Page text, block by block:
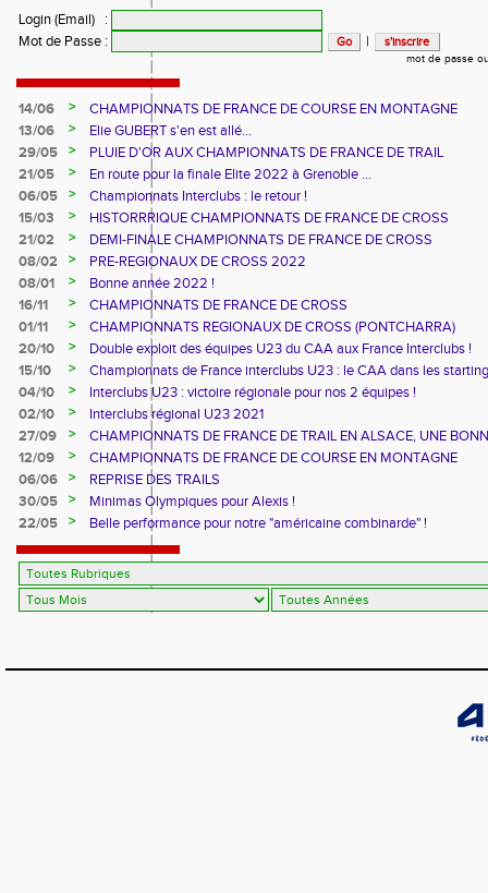
Login (Email)
:
Mot de Passe : |
mot de passe
14/06 >
CHAMPIONNATS DE FRANCE DE COURSE EN MONTAGNE
13/06
>
Elie GUBERT s'en est allé...
29/05
>
PLUIE D'OR AUX CHAMPIONNATS DE FRANCE DE TRAIL
21/05
>
En route pour la finale Elite 2022 à Grenoble ...
06/05
>
Championnats Interclubs : le retour !
15/03
>
HISTORRRIQUE CHAMPIONNATS DE FRANCE DE CROSS
21/02
>
DEMI-FINALE CHAMPIONNATS DE FRANCE DE CROSS
08/02
>
PRE-REGIONAUX DE CROSS 2022
08/01
>
Bonne année 2022 !
16/11
>
CHAMPIONNATS DE FRANCE DE CROSS
01/11
>
CHAMPIONNATS REGIONAUX DE CROSS (PONTCHARRA)
20/10
>
Double exploit des équipes U23 du CAA aux France Interclubs !
15/10
>
Championnats de France interclubs U23 : le CAA dans les
blocks !
04/10 >
Interclubs U23 : victoire régionale pour nos 2 équipes !
02/10
>
Interclubs régional U23 2021
27/09
>
CHAMPIONNATS DE FRANCE DE TRAIL EN ALSACE, UNE
CUVEE
12/09 >
CHAMPIONNATS DE FRANCE DE COURSE EN MONTAGNE
06/06
>
REPRISE DES TRAILS
30/05
>
Minimas Olympiques pour Alexis !
22/05
> Belle performance pour notre "américaine combinarde" !